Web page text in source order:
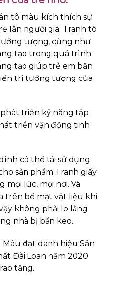
tô màu kích thích sự
lẫn người già. Tranh tô
tượng, cũng như
tạo trong quá trình
tạo giúp trẻ em bận
trí tưởng tượng của
triển kỹ năng tập
triển vận động tinh
có thể tái sử dụng
sản phẩm Tranh giấy
mọi lúc, mọi nơi. Và
trên bề mặt vật liệu khi
không phải lo lắng
nhà bị bẩn keo.
Màu đạt danh hiệu Sản
Đài Loan năm 2020
tặng.